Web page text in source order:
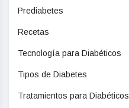
Prediabetes
Recetas
Tecnología para Diabéticos
Tipos de Diabetes
Tratamientos para Diabéticos